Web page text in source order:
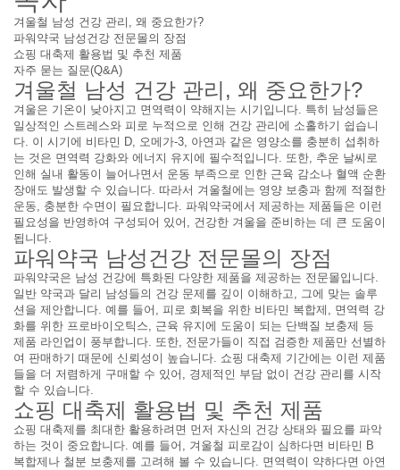
겨울철 남성 건강 관리, 왜 중요한가?
파워약국 남성건강 전문몰의 장점
쇼핑 대축제 활용법 및 추천 제품
자주 묻는 질문(Q&A)
겨울철 남성 건강 관리, 왜 중요한가?
겨울은 기온이 낮아지고 면역력이 약해지는 시기입니다. 특히 남성들은
일상적인 스트레스와 피로 누적으로 인해 건강 관리에 소홀하기 쉽습니
다. 이 시기에 비타민 D, 오메가-3, 아연과 같은 영양소를 충분히 섭취하
는 것은 면역력 강화와 에너지 유지에 필수적입니다. 또한, 추운 날씨로
인해 실내 활동이 늘어나면서 운동 부족으로 인한 근육 감소나 혈액 순환
장애도 발생할 수 있습니다. 따라서 겨울철에는 영양 보충과 함께 적절한
운동, 충분한 수면이 필요합니다. 파워약국에서 제공하는 제품들은 이런
필요성을 반영하여 구성되어 있어, 건강한 겨울을 준비하는 데 큰 도움이
됩니다.
파워약국 남성건강 전문몰의 장점
파워약국은 남성 건강에 특화된 다양한 제품을 제공하는 전문몰입니다.
일반 약국과 달리 남성들의 건강 문제를 깊이 이해하고, 그에 맞는 솔루
션을 제안합니다. 예를 들어, 피로 회복을 위한 비타민 복합제, 면역력 강
화를 위한 프로바이오틱스, 근육 유지에 도움이 되는 단백질 보충제 등
제품 라인업이 풍부합니다. 또한, 전문가들이 직접 검증한 제품만 선별하
여 판매하기 때문에 신뢰성이 높습니다. 쇼핑 대축제 기간에는 이런 제품
들을 더 저렴하게 구매할 수 있어, 경제적인 부담 없이 건강 관리를 시작
할 수 있습니다.
쇼핑 대축제 활용법 및 추천 제품
쇼핑 대축제를 최대한 활용하려면 먼저 자신의 건강 상태와 필요를 파악
하는 것이 중요합니다. 예를 들어, 겨울철 피로감이 심하다면 비타민 B
복합제나 철분 보충제를 고려해 볼 수 있습니다. 면역력이 약하다면 아연